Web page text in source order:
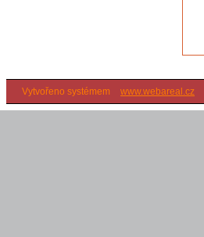
Vytvořeno systémem www.webareal.cz